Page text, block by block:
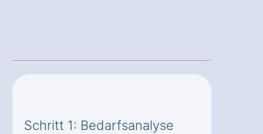
Schritt 1: Bedarfsanalyse